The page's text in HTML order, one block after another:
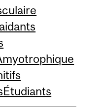
Étudiants